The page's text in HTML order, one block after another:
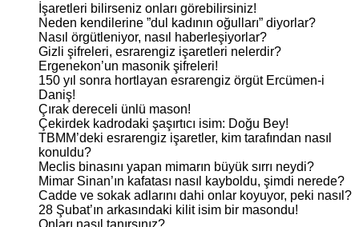
İşaretleri bilirseniz onları görebilirsiniz!
Neden kendilerine ”dul kadının oğulları” diyorlar?
Nasıl örgütleniyor, nasıl haberleşiyorlar?
Gizli şifreleri, esrarengiz işaretleri nelerdir?
Ergenekon’un masonik şifreleri!
150 yıl sonra hortlayan esrarengiz örgüt Ercümen-i
Daniş!
Çırak dereceli ünlü mason!
Çekirdek kadrodaki şaşırtıcı isim: Doğu Bey!
TBMM’deki esrarengiz işaretler, kim tarafından nasıl
konuldu?
Meclis binasını yapan mimarın büyük sırrı neydi?
Mimar Sinan’ın kafatası nasıl kayboldu, şimdi nerede?
Cadde ve sokak adlarını dahi onlar koyuyor, peki nasıl?
28 Şubat’ın arkasındaki kilit isim bir masondu!
Onları nasıl tanırsınız?